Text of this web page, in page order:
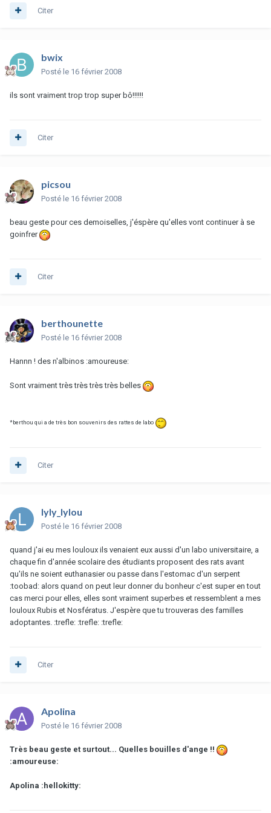
Citer
bwix
Posté le 16 février 2008
ils sont vraiment trop trop super bô!!!!!!
Citer
picsou
Posté le 16 février 2008
beau geste pour ces demoiselles, j'éspère qu'elles vont continuer à se
goinfrer
Citer
berthounette
Posté le 16 février 2008
Hannn ! des n'albinos :amoureuse:
Sont vraiment très très très très belles
*berthou qui a de très bon souvenirs des rattes de labo
Citer
lyly_lylou
Posté le 16 février 2008
quand j'ai eu mes louloux ils venaient eux aussi d'un labo universitaire, a
chaque fin d'année scolaire des étudiants proposent des rats avant
qu'ils ne soient euthanasier ou passe dans l'estomac d'un serpent
:toobad: alors quand on peut leur donner du bonheur c'est super en tout
cas merci pour elles, elles sont vraiment superbes et ressemblent a mes
louloux Rubis et Nosfératus. J'espère que tu trouveras des familles
adoptantes. :trefle: :trefle: :trefle:
Citer
Apolina
Posté le 16 février 2008
Très beau geste et surtout... Quelles bouilles d'ange !!
:amoureuse:
Apolina :hellokitty: